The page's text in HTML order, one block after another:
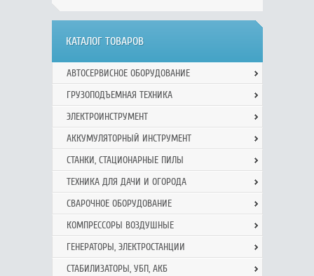
КАТАЛОГ ТОВАРОВ
АВТОСЕРВИСНОЕ ОБОРУДОВАНИЕ
ГРУЗОПОДЪЕМНАЯ ТЕХНИКА
ЭЛЕКТРОИНСТРУМЕНТ
АККУМУЛЯТОРНЫЙ ИНСТРУМЕНТ
СТАНКИ, СТАЦИОНАРНЫЕ ПИЛЫ
ТЕХНИКА ДЛЯ ДАЧИ И ОГОРОДА
СВАРОЧНОЕ ОБОРУДОВАНИЕ
КОМПРЕССОРЫ ВОЗДУШНЫЕ
ГЕНЕРАТОРЫ, ЭЛЕКТРОСТАНЦИИ
СТАБИЛИЗАТОРЫ, УБП, АКБ